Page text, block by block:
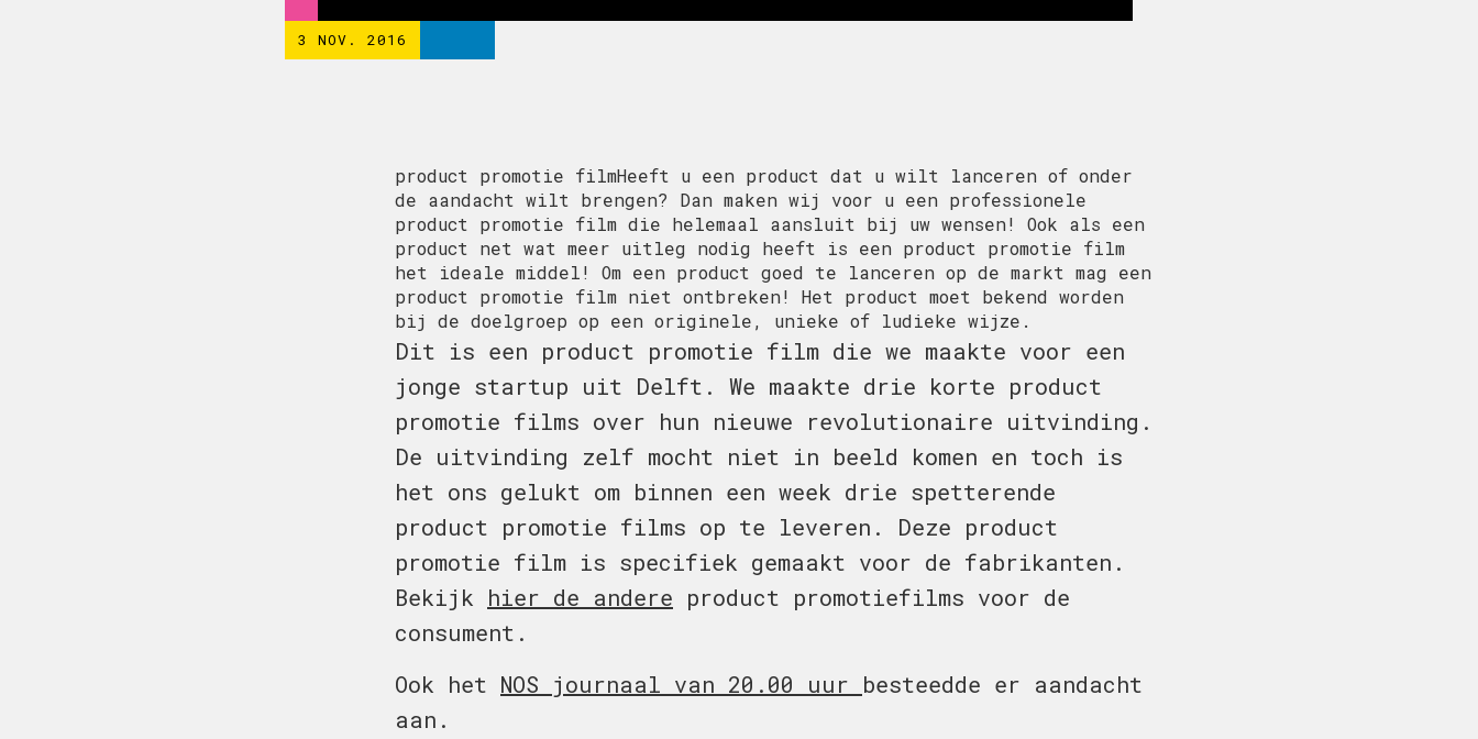
3 NOV. 2016
product promotie filmHeeft u een product dat u wilt lanceren of onder
de aandacht wilt brengen? Dan maken wij voor u een professionele
product promotie film die helemaal aansluit bij uw wensen! Ook als een
product net wat meer uitleg nodig heeft is een product promotie film
het ideale middel! Om een product goed te lanceren op de markt mag een
product promotie film niet ontbreken! Het product moet bekend worden
bij de doelgroep op een originele, unieke of ludieke wijze.
Dit is een product promotie film die we maakte voor een
jonge startup uit Delft. We maakte drie korte product
promotie films over hun nieuwe revolutionaire uitvinding.
De uitvinding zelf mocht niet in beeld komen en toch is
het ons gelukt om binnen een week drie spetterende
product promotie films op te leveren. Deze product
promotie film is specifiek gemaakt voor de fabrikanten.
Bekijk hier de andere product promotiefilms voor de
consument.
Ook het NOS journaal van 20.00 uur besteedde er aandacht
aan.